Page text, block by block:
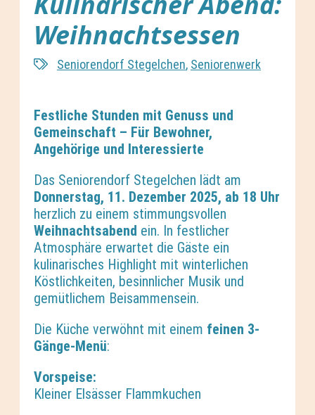
Weihnachtsessen
Seniorendorf Stegelchen, Seniorenwerk
Festliche Stunden mit Genuss und
Gemeinschaft – Für Bewohner,
Angehörige und Interessierte
Das Seniorendorf Stegelchen lädt am
Donnerstag, 11. Dezember 2025, ab 18 Uhr
herzlich zu einem stimmungsvollen
Weihnachtsabend ein. In festlicher
Atmosphäre erwartet die Gäste ein
kulinarisches Highlight mit winterlichen
Köstlichkeiten, besinnlicher Musik und
gemütlichem Beisammensein.
Die Küche verwöhnt mit einem feinen 3-
Gänge-Menü:
Vorspeise:
Kleiner Elsässer Flammkuchen